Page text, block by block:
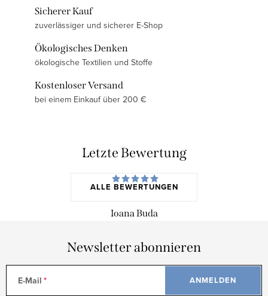
Sicherer Kauf
zuverlässiger und sicherer E-Shop
Ökologisches Denken
ökologische Textilien und Stoffe
Kostenloser Versand
bei einem Einkauf über 200 €
Letzte Bewertung
ALLE BEWERTUNGEN
Ioana Buda
Newsletter abonnieren
E-Mail ANMELDEN